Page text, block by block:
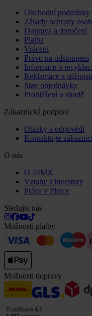
Obchodní podmínky
Zásady ochrany
Doprava a doručení
Platba
Vrácení
Právo na odstoupení
Informace o recyklaci
Reklamace a stížnosti
Stav objednávky
Prohlášení o shodě
Zákaznická podpora
Otázky a odpovědi
Kontaktujte
O nás
O 24MX
Vztahy s investory
Práce v Pierce
Sledujte nás
Možnosti platby
Možnosti dopravy